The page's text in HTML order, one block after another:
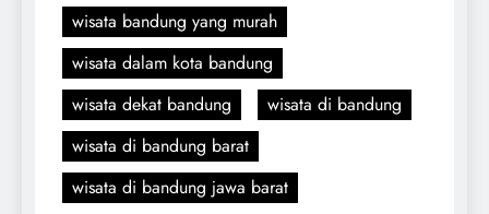
wisata bandung yang murah
wisata dalam kota bandung
wisata dekat bandung
wisata di bandung
wisata di bandung barat
wisata di bandung jawa barat